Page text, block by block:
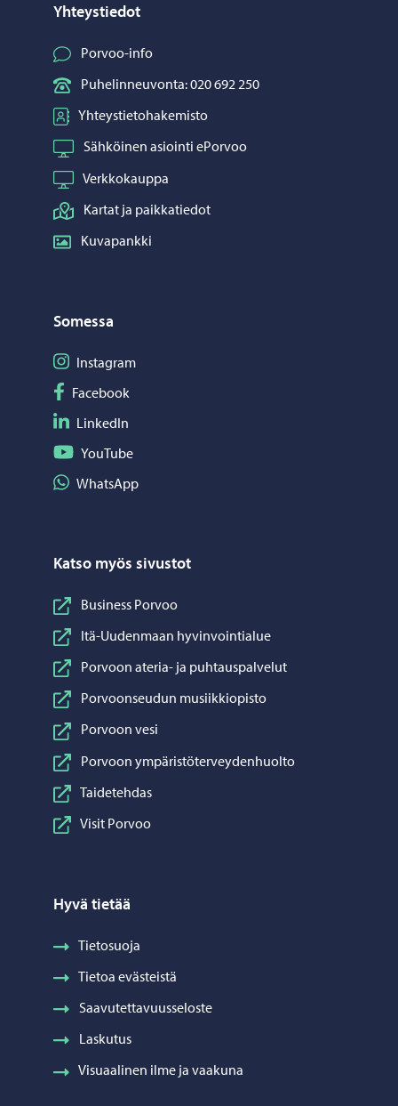
Yhteystiedot
Porvoo-info
Puhelinneuvonta: 020 692 250
Yhteystietohakemisto
Sähköinen asiointi ePorvoo
Verkkokauppa
Kartat ja paikkatiedot
Kuvapankki
Somessa
Seuraa Instagram
Instagram
Seuraa Facebook
Facebook
Seuraa LinkedIn
LinkedIn
Seuraa YouTube
YouTube
Jaa WhatsApp
WhatsApp
Katso myös sivustot
Business Porvoo
Itä-Uudenmaan hyvinvointialue
Porvoon ateria- ja puhtauspalvelut
Porvoonseudun musiikkiopisto
Porvoon vesi
Porvoon ympäristöterveydenhuolto
Taidetehdas
Visit Porvoo
Hyvä tietää
Tietosuoja
Tietoa evästeistä
Saavutettavuusseloste
Laskutus
Visuaalinen ilme ja vaakuna